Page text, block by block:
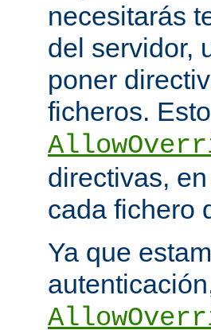
necesitarás
del servidor,
poner
ficheros.
directivas,
cada fichero
Ya que